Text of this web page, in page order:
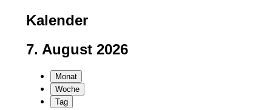
Kalender
7. August 2026
Monat
Woche
Tag